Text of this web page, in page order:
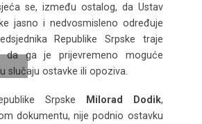
se, između ostalog, da Ustav
jasno i nedvosmisleno određuje
Republike Srpske traje
da ga je prijevremeno moguće
slučaju ostavke ili opoziva.
Srpske Milorad Dodik,
dokumentu, nije podnio ostavku